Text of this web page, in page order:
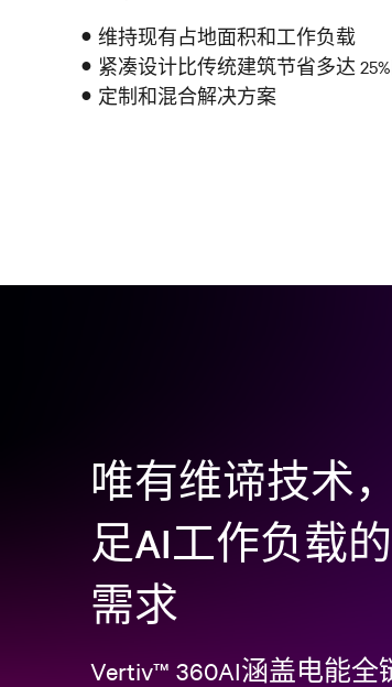
维持现有占地面积和工作负载
紧凑设计比传统建筑节省多达 25%
定制和混合解决方案
唯有维谛技术
足AI工作负载
需求
Vertiv™ 360AI涵盖电能